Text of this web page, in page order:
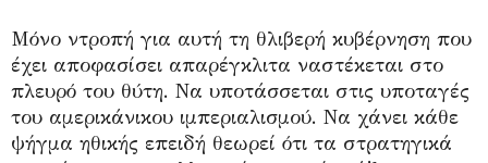
Μόνο ντροπή για αυτή τη θλιβερή κυβέρνηση που
έχει αποφασίσει απαρέγκλιτα ναστέκεται στο
πλευρό του θύτη. Να υποτάσσεται στις υποταγές
του αμερικάνικου ιμπεριαλισμού. Να χάνει κάθε
ψήγμα ηθικής επειδή θεωρεί ότι τα στρατηγικά